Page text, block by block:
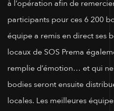
à l’opération afin de
participants pour ces 6 200
équipe a remis en direct ses
locaux de SOS Prema
remplie d’émotion… et qui
bodies seront ensuite
locales. Les meilleures